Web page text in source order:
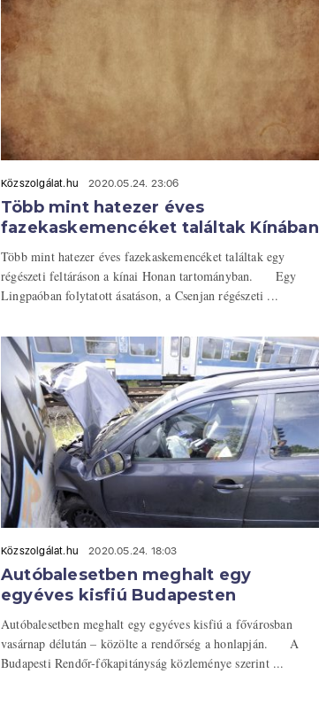
Közszolgálat.hu 2020.05.24. 23:06
Több mint hatezer éves
fazekaskemencéket találtak Kínában
Több mint hatezer éves fazekaskemencéket találtak egy
régészeti feltáráson a kínai Honan tartományban. Egy
Lingpaóban folytatott ásatáson, a Csenjan régészeti ...
Közszolgálat.hu 2020.05.24. 18:03
Autóbalesetben meghalt egy
egyéves kisfiú Budapesten
Autóbalesetben meghalt egy egyéves kisfiú a fővárosban
vasárnap délután – közölte a rendőrség a honlapján. A
Budapesti Rendőr-főkapitányság közleménye szerint ...